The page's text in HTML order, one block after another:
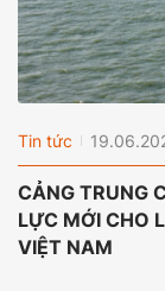
Tin tức
CẢNG TRUNG
LỰC MỚI CHO
VIỆT NAM